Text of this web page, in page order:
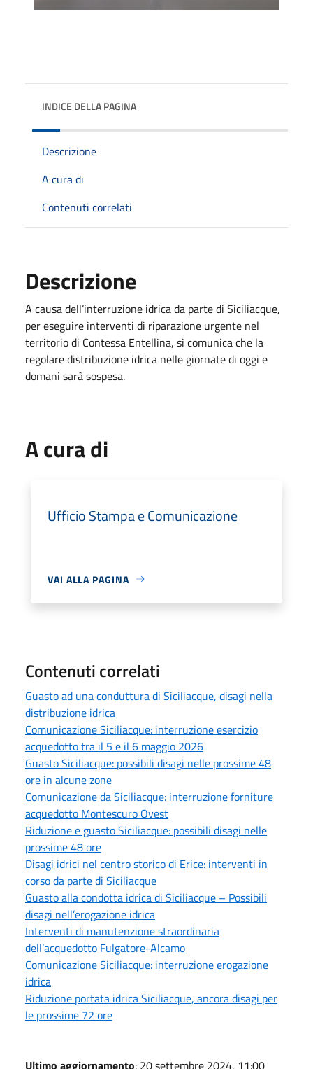
INDICE DELLA PAGINA
Descrizione
A cura di
Contenuti correlati
Descrizione
A causa dell’interruzione idrica da parte di Siciliacque,
per eseguire interventi di riparazione urgente nel
territorio di Contessa Entellina, si comunica che la
regolare distribuzione idrica nelle giornate di oggi e
domani sarà sospesa.
A cura di
Ufficio Stampa e Comunicazione
VAI ALLA PAGINA
Contenuti correlati
Guasto ad una conduttura di Siciliacque, disagi nella
distribuzione idrica
Comunicazione Siciliacque: interruzione esercizio
acquedotto tra il 5 e il 6 maggio 2026
Guasto Siciliacque: possibili disagi nelle prossime 48
ore in alcune zone
Comunicazione da Siciliacque: interruzione forniture
acquedotto Montescuro Ovest
Riduzione e guasto Siciliacque: possibili disagi nelle
prossime 48 ore
Disagi idrici nel centro storico di Erice: interventi in
corso da parte di Siciliacque
Guasto alla condotta idrica di Siciliacque – Possibili
disagi nell’erogazione idrica
Interventi di manutenzione straordinaria
dell’acquedotto Fulgatore-Alcamo
Comunicazione Siciliacque: interruzione erogazione
idrica
Riduzione portata idrica Siciliacque, ancora disagi per
le prossime 72 ore
Ultimo aggiornamento: 20 settembre 2024, 11:00